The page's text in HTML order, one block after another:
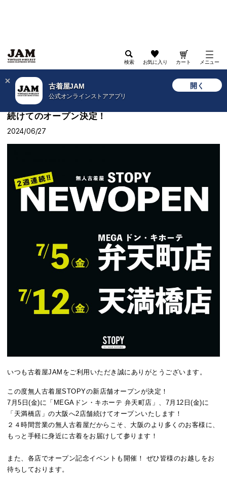
古着屋JAM
公式オンラインストアアプリ
開く
検索 お気に入り カート メニュー
古着屋JAM WEB
2024年7月に無人古着屋「STOPY」が大阪へ2店舗
続けてのオープン決定！
2024年7月に無人古着屋「STOPY」が大阪へ2店舗
続けてのオープン決定！
2024/06/27
いつも古着屋JAMをご利用いただき誠にありがとうございます。
この度無人古着屋STOPYの新店舗オープンが決定！
7月5日(金)に「MEGAドン・キホーテ 弁天町店」、7月12日(金)に
「天満橋店」の大阪へ2店舗続けてオープンいたします！
２４時間営業の無人古着屋だからこそ、大阪のより多くのお客様に、
もっと手軽に身近に古着をお届けして参ります！
また、各店でオープン記念イベントも開催！ ぜひ皆様のお越しをお
待ちしております。